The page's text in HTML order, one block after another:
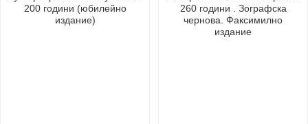
200 години (юбилейно
издание)
260 години . Зографска
чернова. Факсимилно
издание